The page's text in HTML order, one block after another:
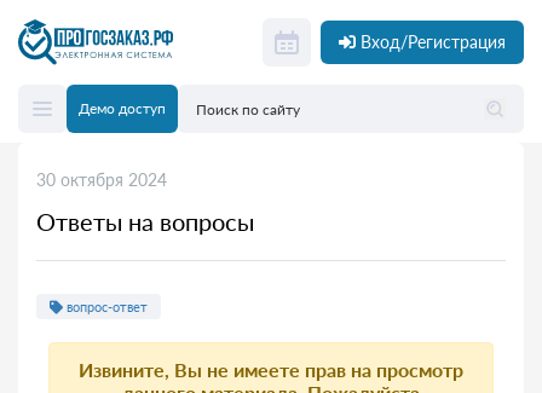
Вход/Регистрация
Демо доступ
30 октября 2024
Ответы на вопросы
вопрос-ответ
Извините, Вы не имеете прав на просмотр